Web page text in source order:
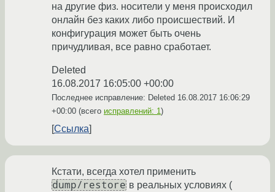
на другие физ. носители у меня происходил
онлайн без каких либо происшествий. И
конфигурация может быть очень
причудливая, все равно сработает.
Deleted
16.08.2017 16:05:00 +00:00
Последнее исправление: Deleted 16.08.2017 16:06:29
+00:00 (всего исправлений: 1)
Ссылка
Кстати, всегда хотел применить
dump/restore в реальных условиях (